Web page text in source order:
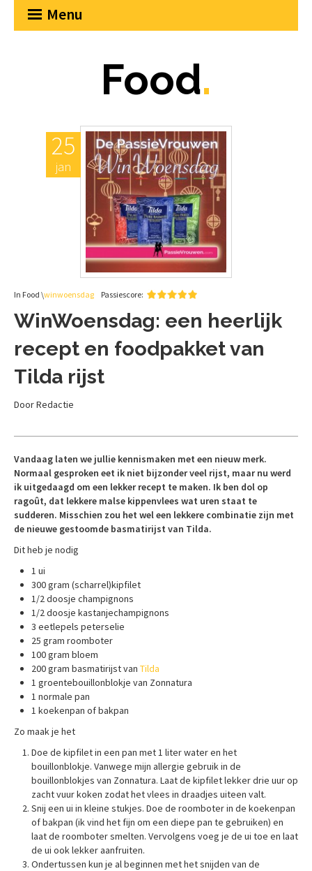
Menu
Food.
25
jan
In Food \winwoensdag Passiescore:
WinWoensdag: een heerlijk
recept en foodpakket van
Tilda rijst
Door Redactie
Vandaag laten we jullie kennismaken met een nieuw merk.
Normaal gesproken eet ik niet bijzonder veel rijst, maar nu werd
ik uitgedaagd om een lekker recept te maken. Ik ben dol op
ragoût, dat lekkere malse kippenvlees wat uren staat te
sudderen. Misschien zou het wel een lekkere combinatie zijn met
de nieuwe gestoomde basmatirijst van Tilda.
Dit heb je nodig
1 ui
300 gram (scharrel)kipfilet
1/2 doosje champignons
1/2 doosje kastanjechampignons
3 eetlepels peterselie
25 gram roomboter
100 gram bloem
200 gram basmatirijst van Tilda
1 groentebouillonblokje van Zonnatura
1 normale pan
1 koekenpan of bakpan
Zo maak je het
Doe de kipfilet in een pan met 1 liter water en het
bouillonblokje. Vanwege mijn allergie gebruik in de
bouillonblokjes van Zonnatura. Laat de kipfilet lekker drie uur op
zacht vuur koken zodat het vlees in draadjes uiteen valt.
Snij een ui in kleine stukjes. Doe de roomboter in de koekenpan
of bakpan (ik vind het fijn om een diepe pan te gebruiken) en
laat de roomboter smelten. Vervolgens voeg je de ui toe en laat
de ui ook lekker aanfruiten.
Ondertussen kun je al beginnen met het snijden van de